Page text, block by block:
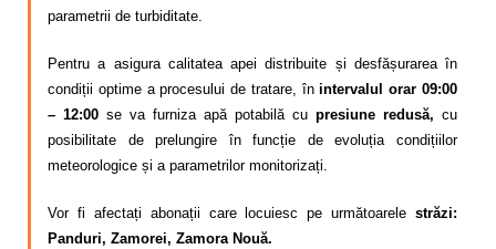
parametrii de turbiditate.
Pentru a asigura calitatea apei distribuite și desfășurarea în
condiții optime a procesului de tratare, înintervalul orar 09:00
– 12:00 se va furniza apă potabilă cu presiune redusă, cu
posibilitate de prelungire în funcție de evoluția condițiilor
meteorologice și a parametrilor monitorizați.
Vor fi afectați abonații care locuiesc pe următoarele străzi:
Panduri, Zamorei, Zamora Nouă.